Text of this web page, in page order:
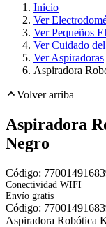
Inicio
Ver
Ver Pequeños
Ver Cuidado
Ver Aspiradoras
Aspiradora
Volver arriba
Aspiradora
Negro
Código:
Conectividad WIFI
Envío gratis
Código:
Aspiradora